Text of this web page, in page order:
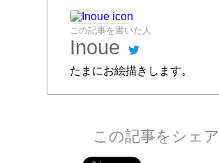
この記事を書いた人
Inoue
たまにお絵描きします。
この記事をシェア